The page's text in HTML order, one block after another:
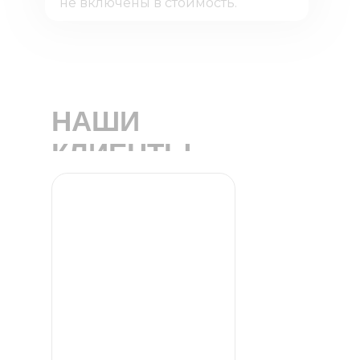
НАШИ
КЛИЕНТЫ